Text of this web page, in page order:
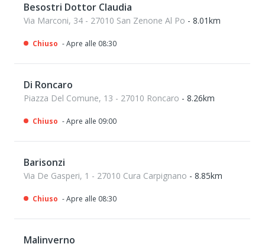
Besostri Dottor Claudia
Via Marconi, 34 - 27010 San Zenone Al Po - 8.01km
Chiuso - Apre alle 08:30
Di Roncaro
Piazza Del Comune, 13 - 27010 Roncaro - 8.26km
Chiuso - Apre alle 09:00
Barisonzi
Via De Gasperi, 1 - 27010 Cura Carpignano - 8.85km
Chiuso - Apre alle 08:30
Malinverno